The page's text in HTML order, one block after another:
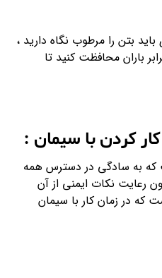
بتن را مرطوب نگاه دارید ،
باران محافظت کنید تا
کردن با سیمان :
به سادگی در دسترس همه
رعایت نکات ایمنی از آن
که در زمان کار با سیمان